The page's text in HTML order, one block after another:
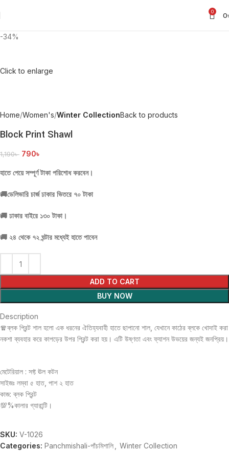
0 0
-34%
Click to enlarge
Home Women's Winter CollectionBack to products
Block Print Shawl
1,190৳ 790৳
হাতে পেয়ে সম্পূর্ণ টাকা পরিশোধ করবেন।
🚚ডেলিভারি চার্জ ঢাকার ভিতরে ৭০ টাকা
🚚 ঢাকার বাইরে ১৩০ টাকা।
🚚 ২৪ থেকে ৭২ ঘন্টার মধ্যেই হাতে পাবেন
ADD TO CART
BUY NOW
Description
🧣ব্লক প্রিন্ট শাল হলো এক ধরনের ঐতিহ্যবাহী হাতে ছাপানো শাল, যেখানে কাঠের ব্লকে খোদাই করা
নকশা ব্যবহার করে কাপড়ের উপর প্রিন্ট করা হয়। এটি উষ্ণতা এবং ফ্যাশন উভয়ের জন্যই জনপ্রিয়।
মেটেরিয়াল : সফ্ট ঊল কটন
সাইজঃ লম্বা ৫ হাত, পাশ ২ হাত
কাজ: ব্লক প্রিন্ট
💯%কালার গ্যারান্টি।
SKU: V-1026
Categories: Panchmishali-পাঁচমিশালি
Winter Collection